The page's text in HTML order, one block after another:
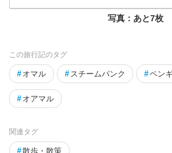
写真：あと7枚
この旅行記のタグ
# オマル # スチームパンク #ペン
# オアマル
関連タグ
#散歩・散策